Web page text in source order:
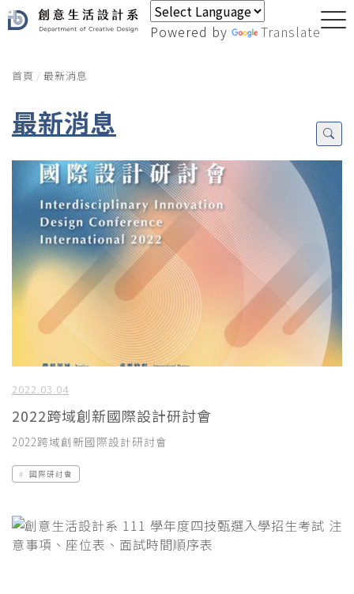
Powered by Translate
首頁 最新消息
最新消息
2022.03.04
2022跨域創新國際設計研討會
2022跨域創新國際設計研討會
國際研討會